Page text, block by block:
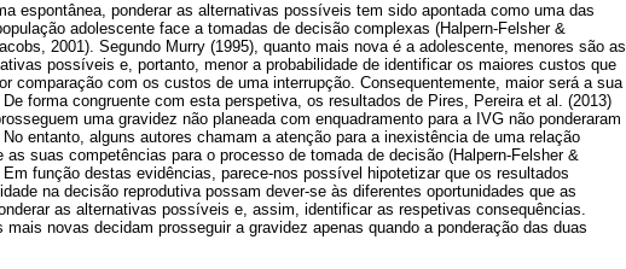
espontânea, ponderar as alternativas possíveis tem sido apontada como uma das
adolescente face a tomadas de decisão complexas (Halpern-Felsher &
2001). Segundo Murry (1995), quanto mais nova é a adolescente, menores são as
possíveis e, portanto, menor a probabilidade de identificar os maiores custos que
comparação com os custos de uma interrupção. Consequentemente, maior será a sua
forma congruente com esta perspetiva, os resultados de Pires, Pereira et al. (2013)
uma gravidez não planeada com enquadramento para a IVG não ponderaram
entanto, alguns autores chamam a atenção para a inexistência de uma relação
suas competências para o processo de tomada de decisão (Halpern-Felsher &
função destas evidências, parece-nos possível hipotetizar que os resultados
na decisão reprodutiva possam dever-se às diferentes oportunidades que as
as alternativas possíveis e, assim, identificar as respetivas consequências.
novas decidam prosseguir a gravidez apenas quando a ponderação das duas